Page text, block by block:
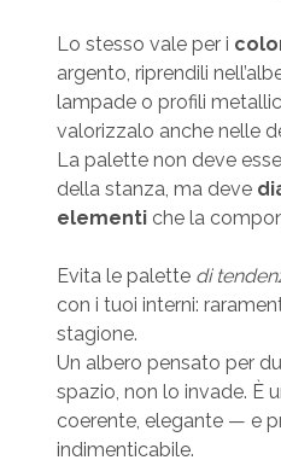
Lo stesso vale per i
argento, riprendili
lampade o profili
valorizzalo anche nelle
La palette non deve
della stanza, ma deve
elementiche la
Evita le palette di
con i tuoi interni:
stagione.
Un albero pensato per
spazio, non lo invade. È
coerente, elegante — e
indimenticabile.